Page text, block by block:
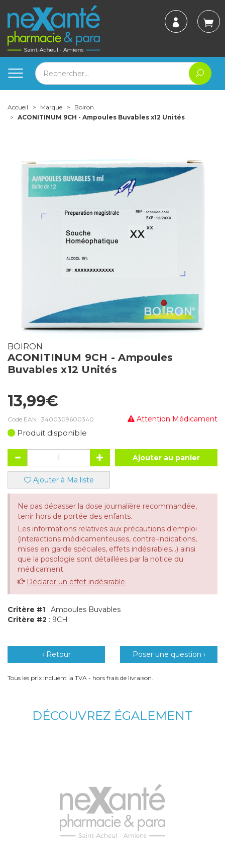
Accueil Marque
Boiron
ACONITINUM 9CH - Ampoules Buvables x12 Unités
BOIRON
ACONITINUM 9CH - Ampoules
Buvables x12 Unités
13,99€
Attention Médicament
Code EAN : 3400309600340
Produit disponible
Ajouter au panier
Ajouter à Ma liste
Ne pas dépasser la dose journalière recommandée,
tenir hors de portée des enfants.
Les informations relatives aux précautions d’emploi
(interactions médicamenteuses, contre-indications,
mises en garde spéciales, effets indésirables...) ainsi
que la posologie sont détaillées par la notice du
médicament.
Déclarer un effet indésirable
Critère #1 : Ampoules Buvables
Critère #2 : 9CH
‹ Retour Poser une question ›
Tous les prix incluent la TVA - hors frais de livraison.
DÉCOUVREZ ÉGALEMENT